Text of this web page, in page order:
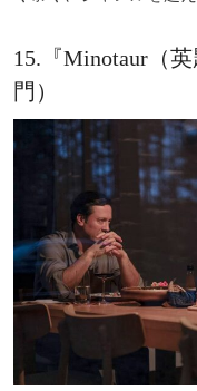
15.『Minotaur（
門）